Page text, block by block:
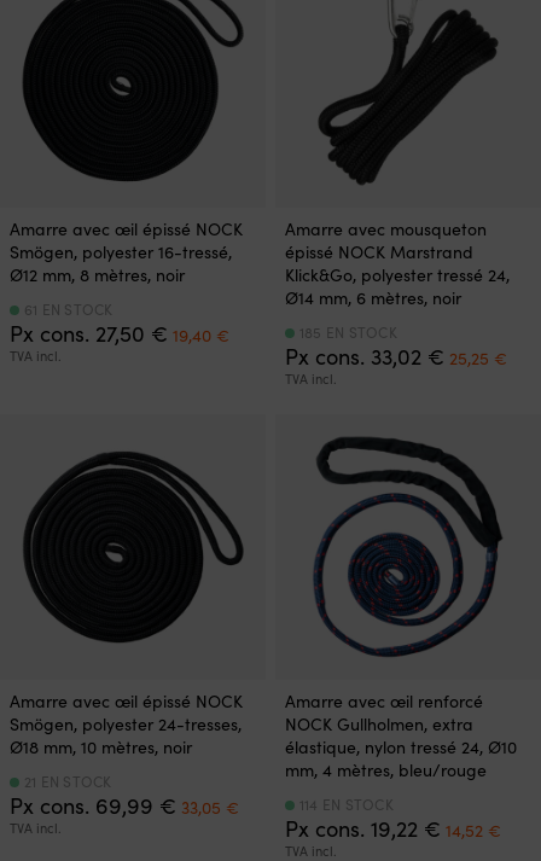
Amarre avec œil épissé NOCK
Smögen, polyester 16-tressé,
Ø12 mm, 8 mètres, noir
Px cons. 27,50 € Le
prix
19,40 €
TVA incl.
61 EN STOCK
Amarre avec mousqueton
épissé NOCK Marstrand
Klick&Go, polyester tressé 24,
Ø14 mm, 6 mètres, noir
Px cons. 33,02 € Le
prix
25,25 €Le
TVA incl.
185 EN STOCK
Amarre avec œil épissé NOCK
Smögen, polyester 24-tresses,
Ø18 mm, 10 mètres, noir
Px cons. 69,99 € Le
prix
33,05 €
actuel
TVA incl.
21 EN STOCK
Amarre avec œil renforcé
NOCK Gullholmen, extra
élastique, nylon tressé 24, Ø10
mm, 4 mètres, bleu/rouge
Px cons. 19,22 € Le
prix
14,52 €Le
TVA incl.
114 EN STOCK